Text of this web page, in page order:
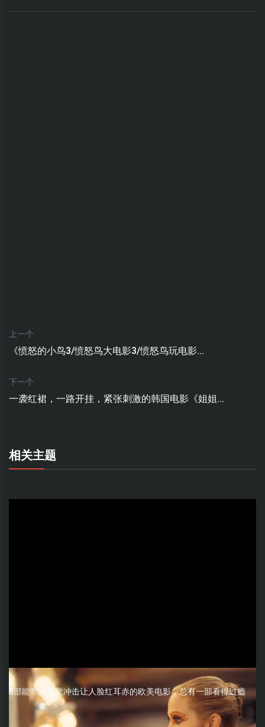
上一个
《愤怒的小鸟3/愤怒鸟大电影3/愤怒鸟玩电影...
下一个
一袭红裙，一路开挂，紧张刺激的韩国电影《姐姐...
相关主题
5部能带来视觉冲击让人脸红耳赤的欧美电影，总有一部看得过瘾